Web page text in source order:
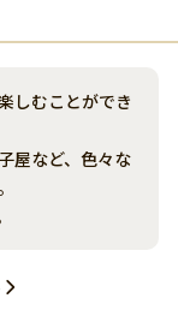
しむことができ
屋など、色々な